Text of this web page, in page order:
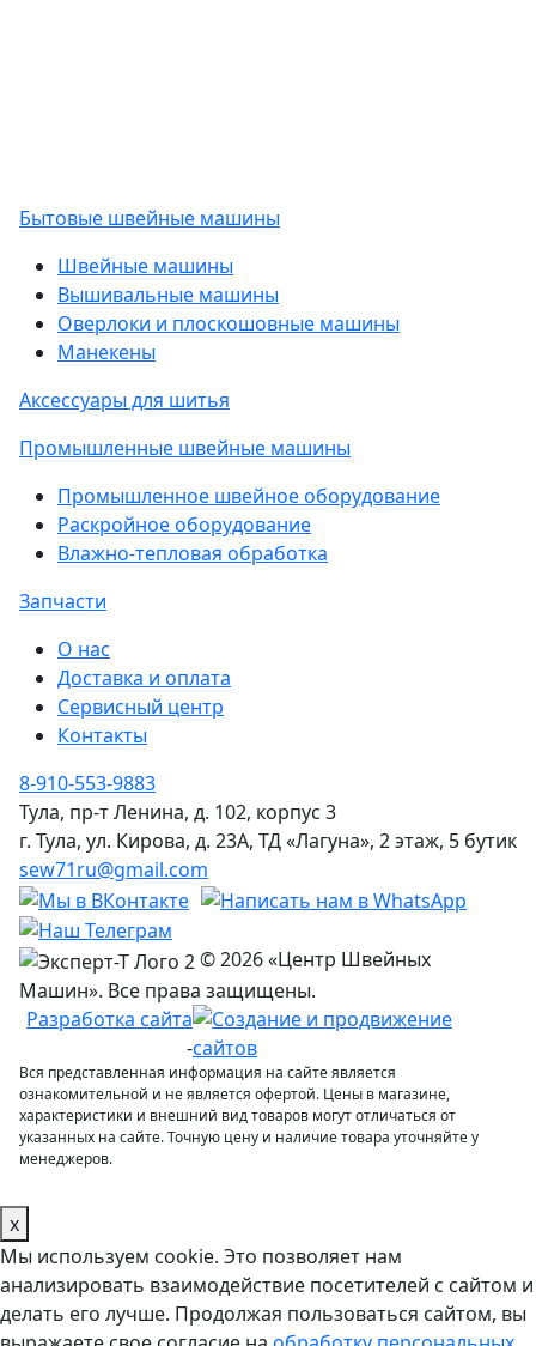
Бытовые швейные машины
Швейные машины
Вышивальные машины
Оверлоки и плоскошовные машины
Манекены
Аксессуары для шитья
Промышленные швейные машины
Промышленное швейное оборудование
Раскройное оборудование
Влажно-тепловая обработка
Запчасти
О нас
Доставка и оплата
Сервисный центр
Контакты
8-910-553-9883
Тула, пр-т Ленина, д. 102, корпус 3
г. Тула, ул. Кирова, д. 23А, ТД «Лагуна», 2 этаж, 5 бутик
sew71ru@gmail.com
© 2026 «Центр Швейных
Машин». Все права защищены.
Разработка сайта
-
Вся представленная информация на сайте является
ознакомительной и не является офертой. Цены в магазине,
характеристики и внешний вид товаров могут отличаться от
указанных на сайте. Точную цену и наличие товара уточняйте у
менеджеров.
x
Мы используем cookie. Это позволяет нам
анализировать взаимодействие посетителей с сайтом и
делать его лучше. Продолжая пользоваться сайтом, вы